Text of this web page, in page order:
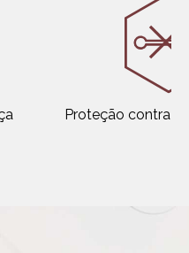
Proteção contra